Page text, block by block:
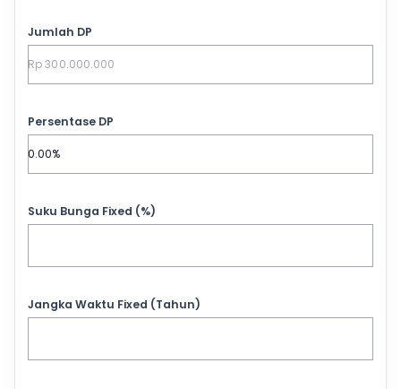
Jumlah DP
Persentase DP
Suku Bunga Fixed (%)
Jangka Waktu Fixed (Tahun)